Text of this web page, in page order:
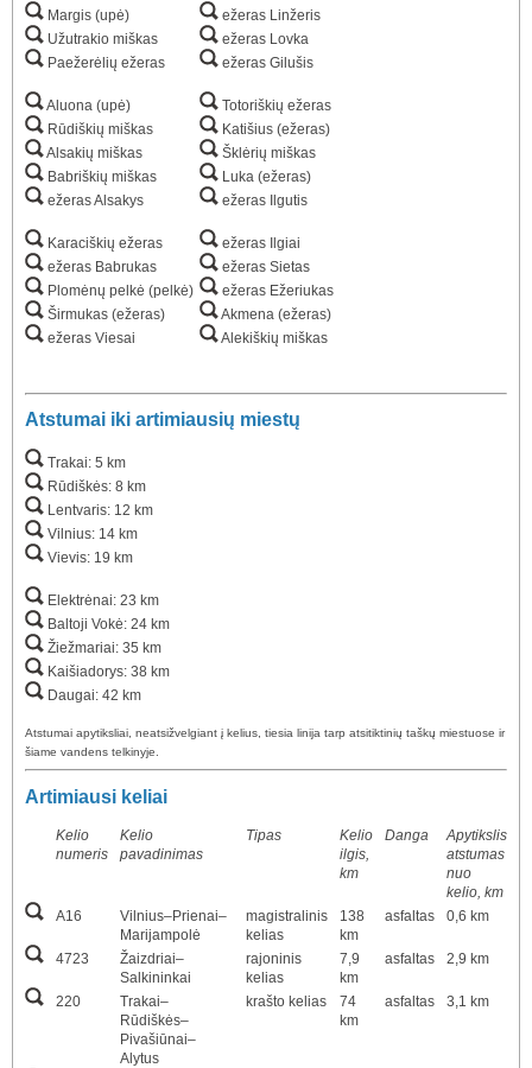
Margis (upė)
Užutrakio miškas
Paežerėlių ežeras
Aluona (upė)
Rūdiškių miškas
Alsakių miškas
Babriškių miškas
ežeras Alsakys
Karaciškių ežeras
ežeras Babrukas
Plomėnų pelkė (pelkė)
Širmukas (ežeras)
ežeras Viesai
ežeras Linžeris
ežeras Lovka
ežeras Gilušis
Totoriškių ežeras
Katišius (ežeras)
Šklėrių miškas
Luka (ežeras)
ežeras Ilgutis
ežeras Ilgiai
ežeras Sietas
ežeras Ežeriukas
Akmena (ežeras)
Alekiškių miškas
Atstumai iki artimiausių miestų
Trakai: 5 km
Rūdiškės: 8 km
Lentvaris: 12 km
Vilnius: 14 km
Vievis: 19 km
Elektrėnai: 23 km
Baltoji Vokė: 24 km
Žiežmariai: 35 km
Kaišiadorys: 38 km
Daugai: 42 km
Atstumai apytiksliai, neatsižvelgiant į kelius, tiesia linija tarp atsitiktinių taškų miestuose ir
šiame vandens telkinyje.
Artimiausi keliai
Kelio
numeris
Kelio
pavadinimas
Tipas
Kelio
ilgis,
km
Danga
Apytikslis
atstumas
nuo
kelio, km
A16
Vilnius–Prienai–
Marijampolė
magistralinis
kelias
138
km
asfaltas 0,6 km
4723
Žaizdriai–
Salkininkai
rajoninis
kelias
7,9
km
asfaltas 2,9 km
220
Trakai–
Rūdiškės–
Pivašiūnai–
Alytus
krašto kelias
74
km
asfaltas 3,1 km